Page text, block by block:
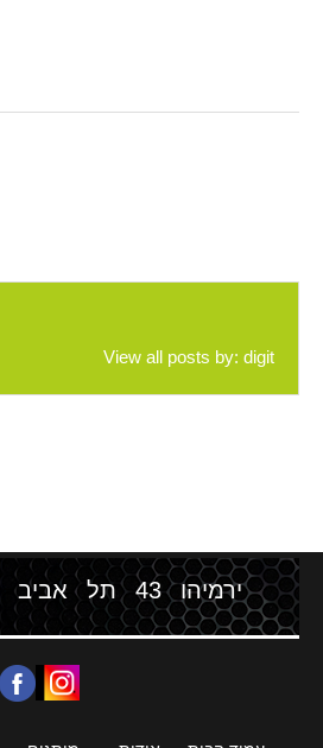
View all posts by: digit
ירמיהו 43 תל אביב